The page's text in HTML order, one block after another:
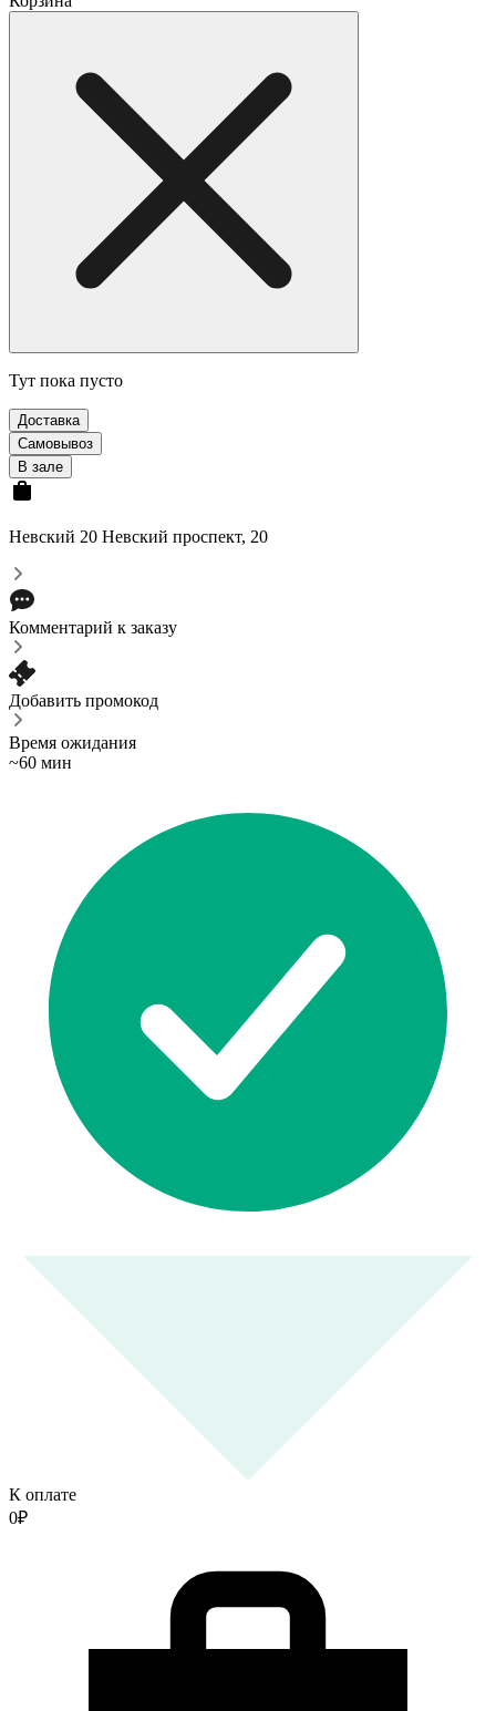
Тут пока пусто
Доставка
Самовывоз
В зале
Невский 20 Невский проспект, 20
Комментарий к заказу
Добавить промокод
Время ожидания
~60 мин
К оплате
0₽